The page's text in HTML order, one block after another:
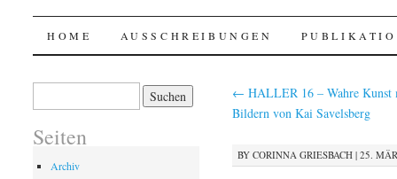
Haller @ p.machinery
SKIP
CONTENT
HOME AUSSCHREIBUNGEN
← HALLER 16 – Wahre Kunst
Bildern von Kai Savelsberg
BY CORINNA GRIESBACH| 25.
Seiten
Archiv